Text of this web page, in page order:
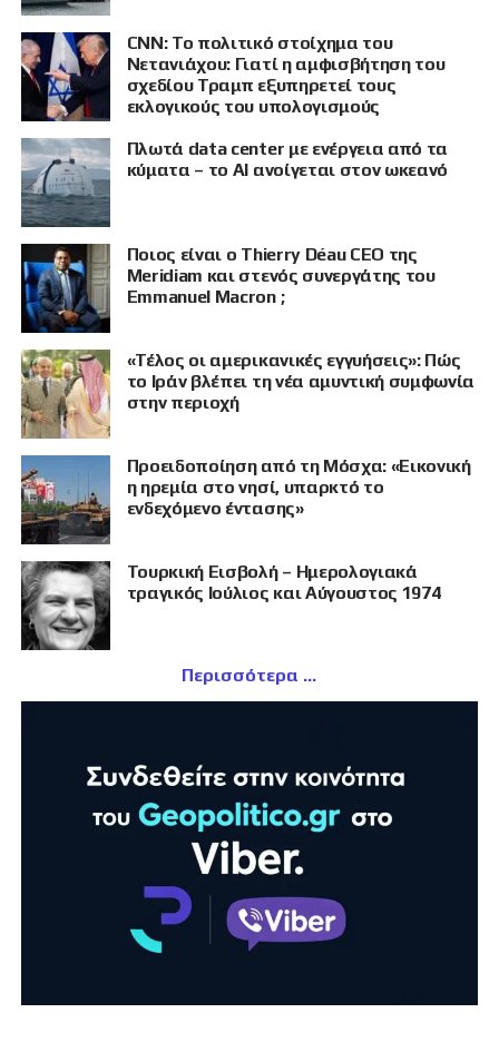
CNN: Το πολιτικό στοίχημα του
Νετανιάχου: Γιατί η αμφισβήτηση του
σχεδίου Τραμπ εξυπηρετεί τους
εκλογικούς του υπολογισμούς
Πλωτά data center με ενέργεια από τα
κύματα – το AI ανοίγεται στον ωκεανό
Ποιος είναι ο Thierry Déau CEO της
Meridiam και στενός συνεργάτης του
Emmanuel Macron ;
«Τέλος οι αμερικανικές εγγυήσεις»: Πώς
το Ιράν βλέπει τη νέα αμυντική συμφωνία
στην περιοχή
Προειδοποίηση από τη Μόσχα: «Εικονική
η ηρεμία στο νησί, υπαρκτό το
ενδεχόμενο έντασης»
Τουρκική Εισβολή – Ημερολογιακά
τραγικός Ιούλιος και Αύγουστος 1974
Περισσότερα